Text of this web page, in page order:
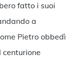
fatto i suoi
a
Pietro obbedì
centurione